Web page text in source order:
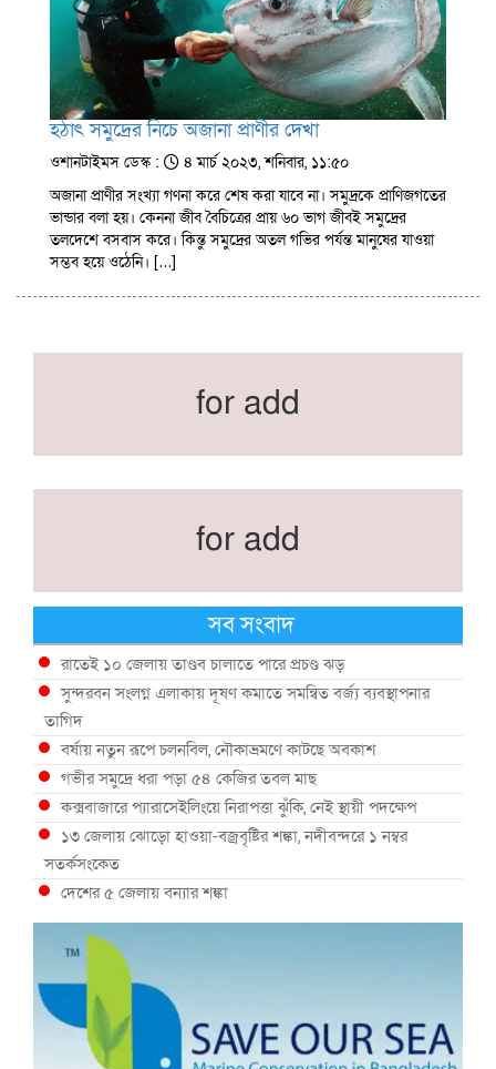
হঠাৎ সমুদ্রের নিচে অজানা প্রাণীর দেখা
ওশানটাইমস ডেস্ক :
৪ মার্চ ২০২৩, শনিবার, ১১:৫০
অজানা প্রাণীর সংখ্যা গণনা করে শেষ করা যাবে না। সমুদ্রকে প্রাণিজগতের
ভান্ডার বলা হয়। কেননা জীব বৈচিত্রের প্রায় ৬০ ভাগ জীবই সমুদ্রের
তলদেশে বসবাস করে। কিন্তু সমুদ্রের অতল গভির পর্যন্ত মানুষের যাওয়া
সম্ভব হয়ে ওঠেনি। […]
for add
for add
সব সংবাদ
রাতেই ১০ জেলায় তাণ্ডব চালাতে পারে প্রচণ্ড ঝড়
সুন্দরবন সংলগ্ন এলাকায় দূষণ কমাতে সমন্বিত বর্জ্য ব্যবস্থাপনার
তাগিদ
বর্ষায় নতুন রূপে চলনবিল, নৌকাভ্রমণে কাটছে অবকাশ
গভীর সমুদ্রে ধরা পড়া ৫৪ কেজির তবল মাছ
কক্সবাজারে প্যারাসেইলিংয়ে নিরাপত্তা ঝুঁকি, নেই স্থায়ী পদক্ষেপ
১৩ জেলায় ঝোড়ো হাওয়া-বজ্রবৃষ্টির শঙ্কা, নদীবন্দরে ১ নম্বর
সতর্কসংকেত
দেশের ৫ জেলায় বন্যার শঙ্কা
দেশের বিভিন্ন অঞ্চলে বজ্রবৃষ্টির আভাস, ঢাকার আকাশও মেঘলা
আগস্টে টানা বৃষ্টি ও বন্যার আভাস, সাগরে একাধিক লঘুচাপের শঙ্কা
স্বস্তি ও শঙ্কার পূর্বাভাস দিল আবহাওয়া